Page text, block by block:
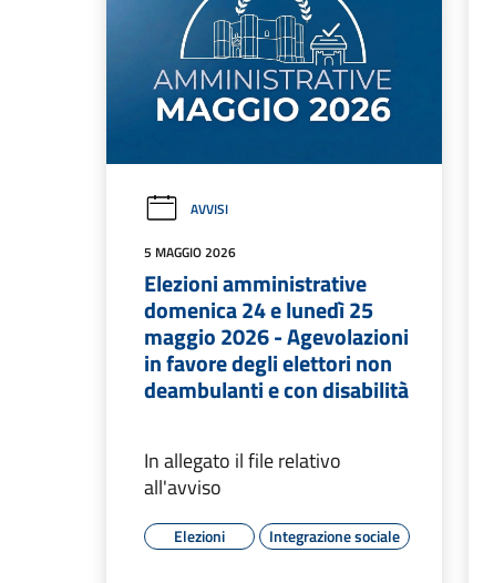
AVVISI
5 MAGGIO 2026
Elezioni amministrative
domenica 24 e lunedì 25
maggio 2026 - Agevolazioni
in favore degli elettori non
deambulanti e con disabilità
In allegato il file relativo
all'avviso
Elezioni Integrazione sociale